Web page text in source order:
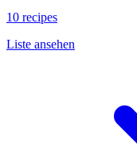
10 recipes
Liste ansehen